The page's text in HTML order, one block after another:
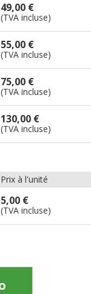
49,00 €
(TVA incluse)
55,00 €
(TVA incluse)
75,00 €
(TVA incluse)
130,00 €
(TVA incluse)
Prix à l'unité
5,00 €
(TVA incluse)